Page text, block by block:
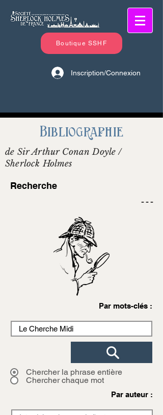
Boutique SSHF
Inscription/Connexion
Bibliographie
de Sir Arthur Conan Doyle /
Sherlock Holmes
Recherche
- - -
Par mots-clés :
Chercher la phrase entière
Chercher chaque mot
Par auteur :